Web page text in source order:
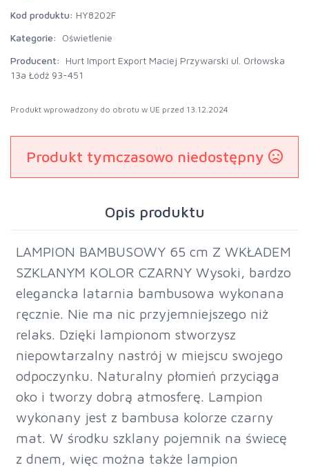
Kod produktu: HY8202F
Kategorie:
Oświetlenie
Producent:
Hurt Import Export Maciej Przywarski ul. Orłowska
13a Łódź 93-451
Produkt wprowadzony do obrotu w UE przed 13.12.2024
Produkt tymczasowo niedostępny
Opis produktu
LAMPION BAMBUSOWY 65 cm Z WKŁADEM
SZKLANYM KOLOR CZARNY Wysoki, bardzo
elegancka latarnia bambusowa wykonana
ręcznie. Nie ma nic przyjemniejszego niż
relaks. Dzięki lampionom stworzysz
niepowtarzalny nastrój w miejscu swojego
odpoczynku. Naturalny płomień przyciąga
oko i tworzy dobrą atmosferę. Lampion
wykonany jest z bambusa kolorze czarny
mat. W środku szklany pojemnik na świecę
z dnem, więc można także lampion